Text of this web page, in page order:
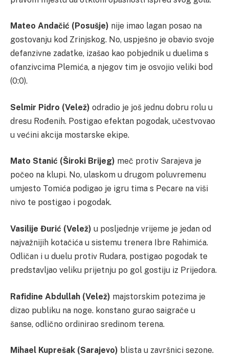
Mateo Andačić (Posušje) nije imao lagan posao na
gostovanju kod Zrinjskog. No, uspješno je obavio svoje
defanzivne zadatke, izašao kao pobjednik u duelima s
ofanzivcima Plemića, a njegov tim je osvojio veliki bod
(0:0).
Selmir Pidro (Velež) odradio je još jednu dobru rolu u
dresu Rođenih. Postigao efektan pogodak, učestvovao
u većini akcija mostarske ekipe.
Mato Stanić (Široki Brijeg) meč protiv Sarajeva je
počeo na klupi. No, ulaskom u drugom poluvremenu
umjesto Tomića podigao je igru tima s Pecare na viši
nivo te postigao i pogodak.
Vasilije Đurić (Velež) u posljednje vrijeme je jedan od
najvažnijih kotačića u sistemu trenera Ibre Rahimića.
Odličan i u duelu protiv Rudara, postigao pogodak te
predstavljao veliku prijetnju po gol gostiju iz Prijedora.
Rafidine Abdullah (Velež) majstorskim potezima je
dizao publiku na noge. konstano gurao saigrače u
šanse, odlično ordinirao sredinom terena.
Mihael Kuprešak (Sarajevo) blista u završnici sezone.